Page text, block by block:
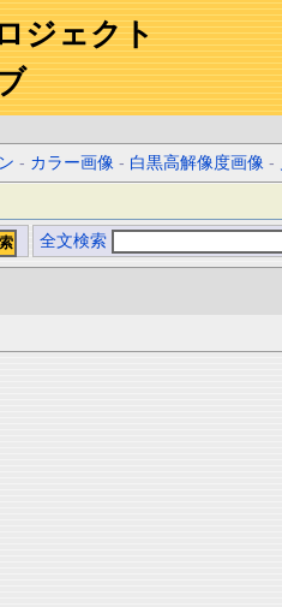
ジェクト
- カラー画像 - 白黒高解像度画像 -
全文検索